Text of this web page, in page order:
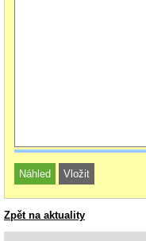
Zpět na aktuality